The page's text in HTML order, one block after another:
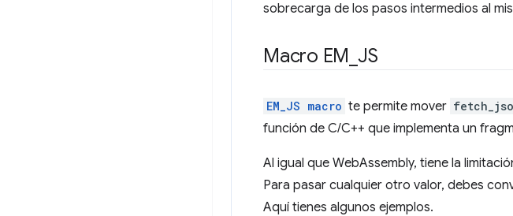
sobrecarga de los pasos intermedios al
Macro EM JS
EM_JS macro te permite mover
función de C/C++ que implementa un
Al igual que WebAssembly, tiene la
Para pasar cualquier otro valor, debes
Aquí tienes algunos ejemplos.